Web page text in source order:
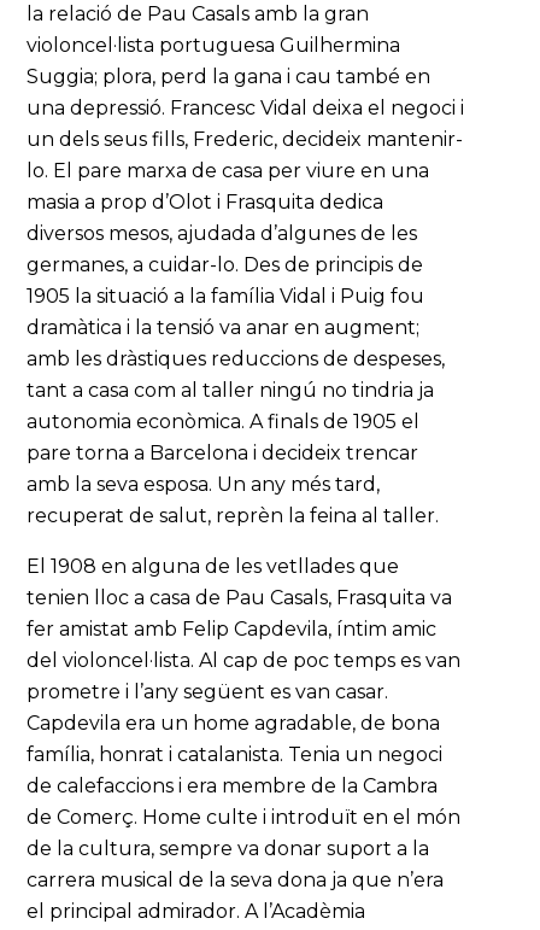
la relació de Pau Casals amb la gran
violoncel·lista portuguesa Guilhermina
Suggia; plora, perd la gana i cau també en
una depressió. Francesc Vidal deixa el negoci i
un dels seus fills, Frederic, decideix mantenir-
lo. El pare marxa de casa per viure en una
masia a prop d’Olot i Frasquita dedica
diversos mesos, ajudada d’algunes de les
germanes, a cuidar-lo. Des de principis de
1905 la situació a la família Vidal i Puig fou
dramàtica i la tensió va anar en augment;
amb les dràstiques reduccions de despeses,
tant a casa com al taller ningú no tindria ja
autonomia econòmica. A finals de 1905 el
pare torna a Barcelona i decideix trencar
amb la seva esposa. Un any més tard,
recuperat de salut, reprèn la feina al taller.
El 1908 en alguna de les vetllades que
tenien lloc a casa de Pau Casals, Frasquita va
fer amistat amb Felip Capdevila, íntim amic
del violoncel·lista. Al cap de poc temps es van
prometre i l’any següent es van casar.
Capdevila era un home agradable, de bona
família, honrat i catalanista. Tenia un negoci
de calefaccions i era membre de la Cambra
de Comerç. Home culte i introduït en el món
de la cultura, sempre va donar suport a la
carrera musical de la seva dona ja que n’era
el principal admirador. A l’Acadèmia